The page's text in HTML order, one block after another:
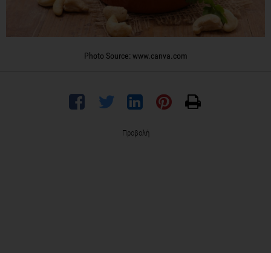
Photo Source: www.canva.com
Προβολή